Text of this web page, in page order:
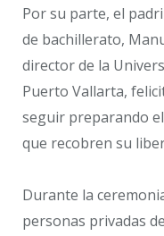
Por su parte, el
de bachillerato,
director de la
Puerto Vallarta,
seguir preparando
que recobren su
Durante la
personas privadas